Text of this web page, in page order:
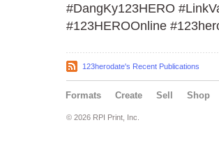
#DangKy123HERO
#123HEROOnline
123herodate's Recent Publications
Formats Create Sell Shop
© 2026 RPI Print, Inc.